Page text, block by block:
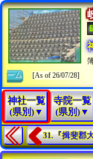
ーム
[As of 26/07/28]
神社一覧
(県別)▼
寺院一覧
(県別)▼
31.『揖斐郡